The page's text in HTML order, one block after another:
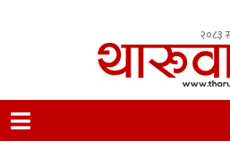
२०८३
Nepal.